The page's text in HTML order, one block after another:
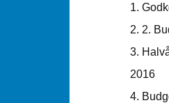
1.
2. 2.
3.
2016
4.